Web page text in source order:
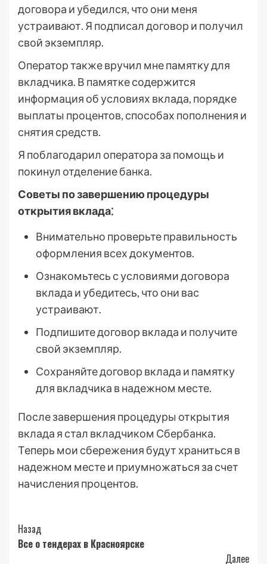
договора и убедился, что они меня
устраивают. Я подписал договор и получил
свой экземпляр.
Оператор также вручил мне памятку для
вкладчика. В памятке содержится
информация об условиях вклада, порядке
выплаты процентов, способах пополнения и
снятия средств.
Я поблагодарил оператора за помощь и
покинул отделение банка.
Советы по завершению процедуры
открытия вклада⁚
Внимательно проверьте правильность
оформления всех документов.
Ознакомьтесь с условиями договора
вклада и убедитесь, что они вас
устраивают.
Подпишите договор вклада и получите
свой экземпляр.
Сохраняйте договор вклада и памятку
для вкладчика в надежном месте.
После завершения процедуры открытия
вклада я стал вкладчиком Сбербанка.
Теперь мои сбережения будут храниться в
надежном месте и приумножаться за счет
начисления процентов.
Post
Navigation
Назад
Все о тендерах в Красноярске
Далее